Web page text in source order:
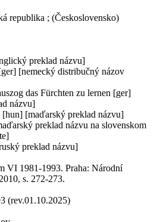
republika ; (Československo)
preklad názvu]
[nemecký distribučný názov
das Fürchten zu lernen [ger]
názvu]
[hun] [maďarský preklad názvu]
preklad názvu na slovenskom
preklad názvu]
VI 1981-1993. Praha: Národní
s. 272-273.
(rev.01.10.2025)